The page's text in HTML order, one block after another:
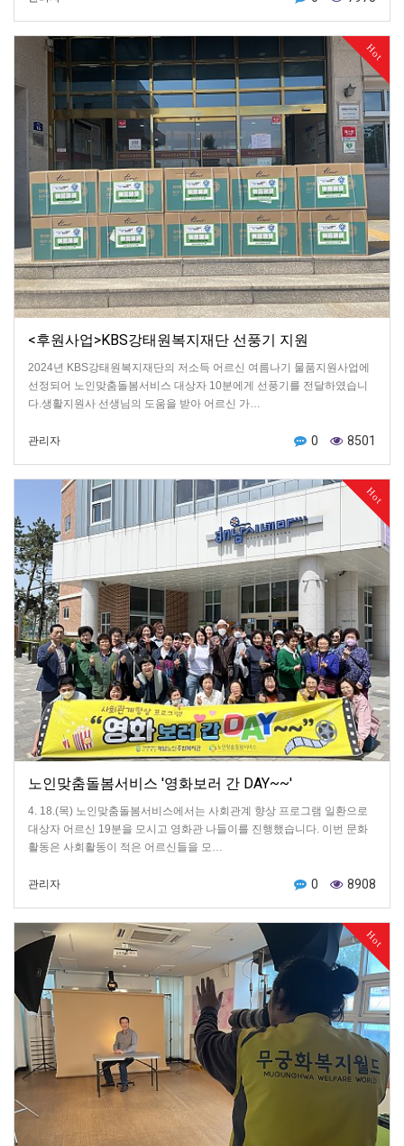
Hot
<후원사업>KBS강태원복지재단 선풍기 지원
2024년 KBS강태원복지재단의 저소득 어르신 여름나기 물품지원사업에
선정되어 노인맞춤돌봄서비스 대상자 10분에게 선풍기를 전달하였습니
다.생활지원사 선생님의 도움을 받아 어르신 가…
관리자 0 8501
Hot
노인맞춤돌봄서비스 '영화보러 간 DAY~~'
4. 18.(목) 노인맞춤돌봄서비스에서는 사회관계 향상 프로그램 일환으로
대상자 어르신 19분을 모시고 영화관 나들이를 진행했습니다. 이번 문화
활동은 사회활동이 적은 어르신들을 모…
관리자 0 8908
Hot